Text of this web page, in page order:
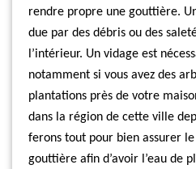
rendre propre une gouttière.
due par des débris ou des
l’intérieur. Un vidage est
notamment si vous avez des
plantations près de votre
dans la région de cette ville
ferons tout pour bien assurer
gouttière afin d’avoir l’eau de